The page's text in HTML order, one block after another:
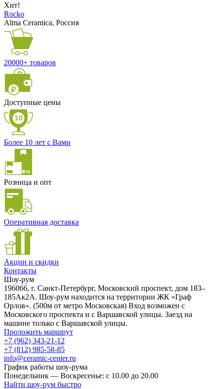
Хит!
Rocko
Alma Ceramica, Россия
20000+ товаров
Доступные цены
Более 10 лет с Вами
Розница и опт
Оперативная доставка
Акции и скидки
Контакты
Шоу-рум
196066, г. Санкт-Петербург, Московский проспект, дом 183–
185Ак2А. Шоу-рум находится на территории ЖК «Граф
Орлов». (500м от метро Московская) Вход возможен с
Московского проспекта и с Варшавской улицы. Заезд на
машине только с Варшавской улицы.
Проложить маршрут
+7 (962) 343-21-12
+7 (812) 985-58-85
info@ceramic-center.ru
График работы шоу-рума
Понедельник — Воскресенье: с 10.00 до 20.00
Найти шоу-рум быстро